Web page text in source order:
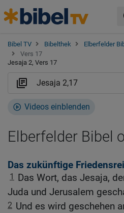
Bibel TV Bibelthek Elberfelder
Vers 17
Jesaja 2, Vers 17
Videos einblenden
Elberfelder Bibel
Das zukünftige
1
Das Wort, das Jesaja,
Juda und Jerusalem
2 Und es wird geschehen